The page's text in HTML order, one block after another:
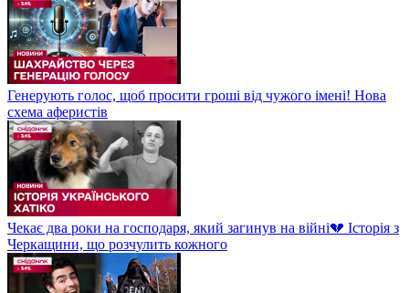
Генерують голос, щоб просити гроші від чужого імені! Нова
схема аферистів
Чекає два роки на господаря, який загинув на війні💔 Історія з
Черкащини, що розчулить кожного